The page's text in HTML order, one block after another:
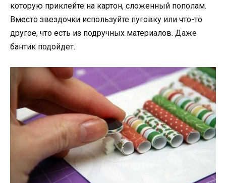
которую приклейте на картон, сложенный пополам.
Вместо звездочки используйте пуговку или что-то
другое, что есть из подручных материалов. Даже
бантик подойдет.